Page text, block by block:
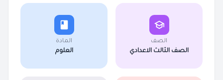
الصف
الصف الثالث الاعدادي
المادة
العلوم